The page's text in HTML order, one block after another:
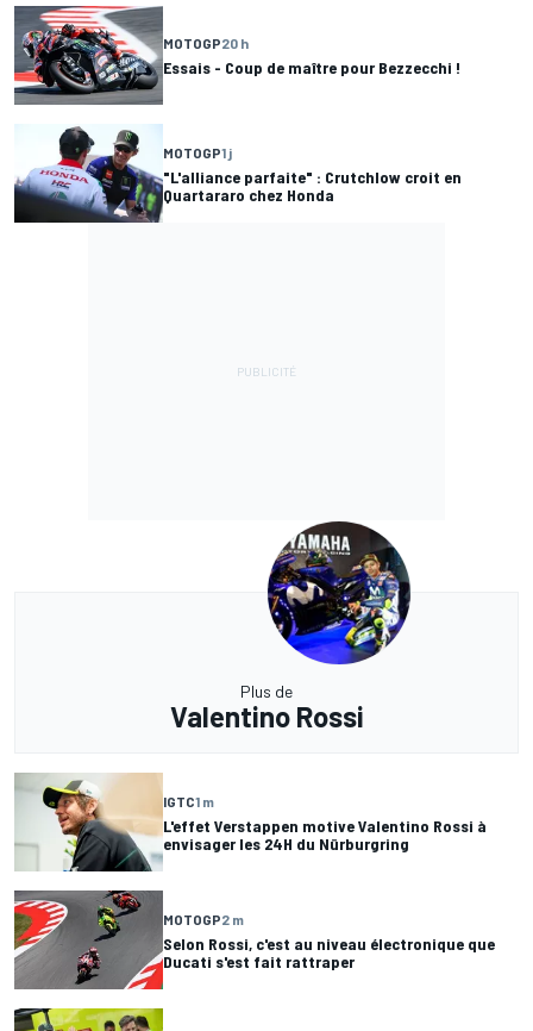
MOTOGP20 h
Essais - Coup de maître pour Bezzecchi !
MOTOGP1 j
"L'alliance parfaite" : Crutchlow croit en
Quartararo chez Honda
Plus de
Valentino Rossi
IGTC1 m
L'effet Verstappen motive Valentino Rossi à
envisager les 24H du Nürburgring
MOTOGP2 m
Selon Rossi, c'est au niveau électronique que
Ducati s'est fait rattraper